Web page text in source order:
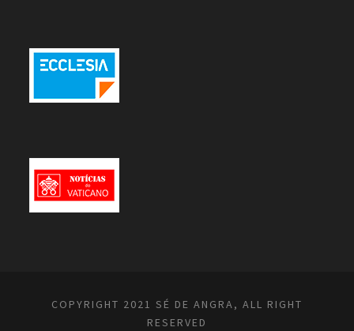
COPYRIGHT 2021 SÉ DE ANGRA, ALL RIGHT
RESERVED